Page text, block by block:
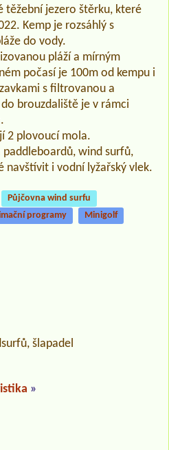
těžební jezero štěrku, které
Kemp je rozsáhlý s
do vody.
pláží a mírným
počasí je 100m od kempu i
s filtrovanou a
brouzdaliště je v rámci
2 plovoucí mola.
paddleboardů, wind surfů,
navštívit i vodní lyžařský vlek.
Půjčovna wind surfu
programy
Minigolf
šlapadel
»